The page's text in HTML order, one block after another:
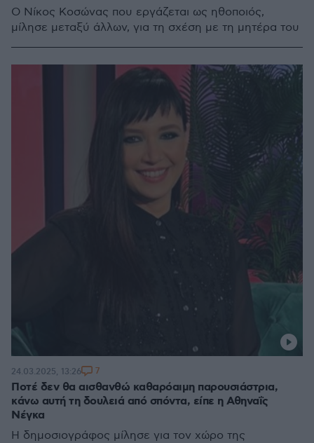
Ο Νίκος Κοσώνας που εργάζεται ως ηθοποιός,
μίλησε μεταξύ άλλων, για τη σχέση με τη μητέρα του
Ποτέ δεν θα αισθανθώ καθαρόαιμη παρουσιάστρια,
κάνω αυτή τη δουλειά από σπόντα, είπε η Αθηναΐς
Νέγκα
Η δημοσιογράφος μίλησε για τον χώρο της
24.03.2025, 13:26 7